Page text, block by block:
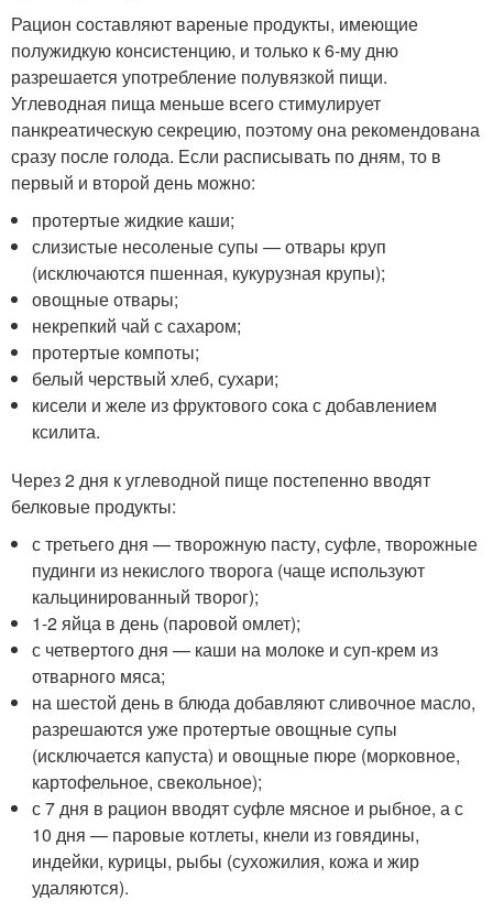
Рацион составляют вареные продукты, имеющие
полужидкую консистенцию, и только к 6-му дню
разрешается употребление полувязкой пищи.
Углеводная пища меньше всего стимулирует
панкреатическую секрецию, поэтому она рекомендована
сразу после голода. Если расписывать по дням, то в
первый и второй день можно:
протертые жидкие каши;
слизистые несоленые супы — отвары круп
(исключаются пшенная, кукурузная крупы);
овощные отвары;
некрепкий чай с сахаром;
протертые компоты;
белый черствый хлеб, сухари;
кисели и желе из фруктового сока с добавлением
ксилита.
Через 2 дня к углеводной пище постепенно вводят
белковые продукты:
с третьего дня — творожную пасту, суфле, творожные
пудинги из некислого творога (чаще используют
кальцинированный творог);
1-2 яйца в день (паровой омлет);
с четвертого дня — каши на молоке и суп-крем из
отварного мяса;
на шестой день в блюда добавляют сливочное масло,
разрешаются уже протертые овощные супы
(исключается капуста) и овощные пюре (морковное,
картофельное, свекольное);
с 7 дня в рацион вводят суфле мясное и рыбное, а с
10 дня — паровые котлеты, кнели из говядины,
индейки, курицы, рыбы (сухожилия, кожа и жир
удаляются).